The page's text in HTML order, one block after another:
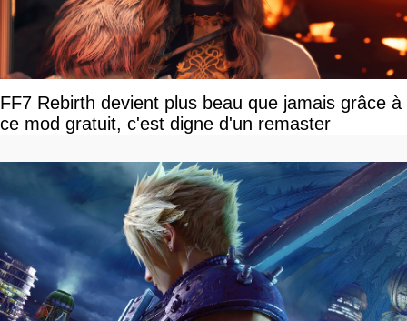
FF7 Rebirth devient plus beau que jamais grâce à
ce mod gratuit, c'est digne d'un remaster